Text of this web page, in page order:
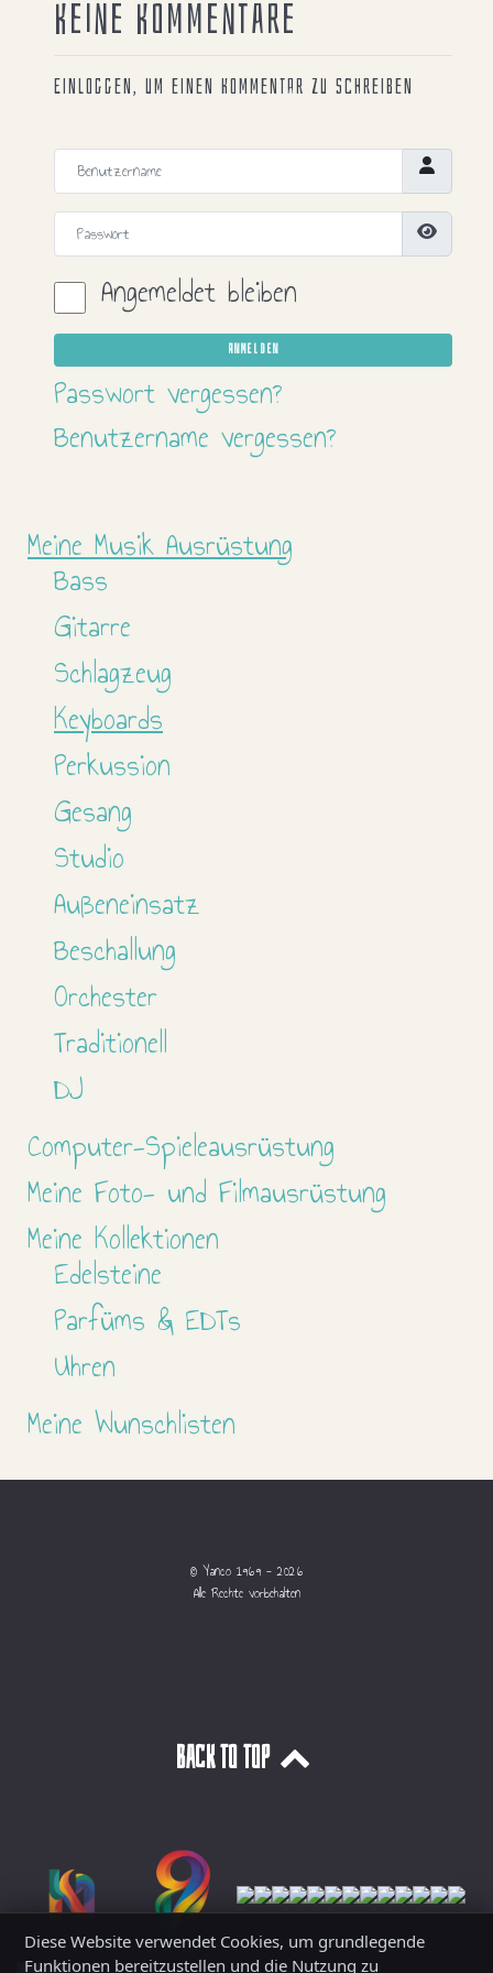
Keine Kommentare
Einloggen, um einen Kommentar zu schreiben
Benutzername
Passwort
Angemeldet bleiben
ANMELDEN
Passwort vergessen?
Benutzername vergessen?
Meine Musik Ausrüstung
Bass
Gitarre
Schlagzeug
Keyboards
Perkussion
Gesang
Studio
Außeneinsatz
Beschallung
Orchester
Traditionell
DJ
Computer-Spieleausrüstung
Meine Foto- und Filmausrüstung
Meine Kollektionen
Edelsteine
Parfüms & EDTs
Uhren
Meine Wunschlisten
© Yanco 1969 - 2026
Alle Rechte vorbehalten
Back to top
Diese Website verwendet Cookies, um grundlegende
Funktionen bereitzustellen und die Nutzung zu